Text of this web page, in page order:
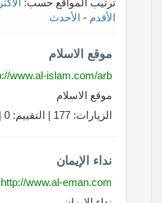
ترتيب المواقع حسب: الأكثر زيارة-
-الأحدث
موقع الاسلام
http://www.al-islam.com/arb
موقع الاسلام
الزيارات: 177 | التقييم: 0 | المقيّمين: 0
نداء الإيمان
http://www.al-eman.com